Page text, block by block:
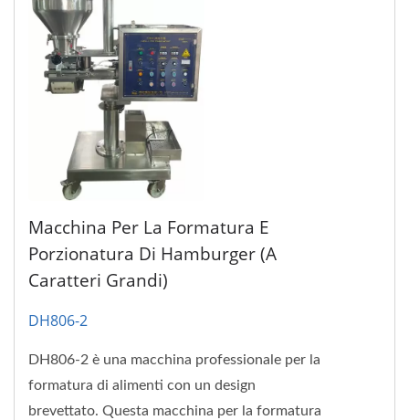
Macchina Per La Formatura E
Porzionatura Di Hamburger (a
Caratteri Grandi)
DH806-2
DH806-2 è una macchina professionale per la
formatura di alimenti con un design
brevettato. Questa macchina per la formatura